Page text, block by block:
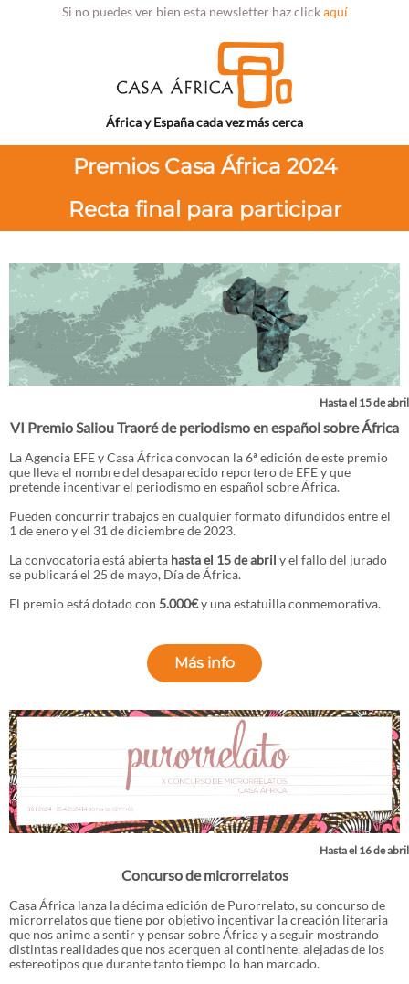
Si no puedes ver bien esta newsletter haz clickaquí
África y España cada vez más cerca
Premios Casa África 2024
Recta final para participar
Hasta el 15 de abril
VI Premio Saliou Traoré de periodismo en español sobre África
La Agencia EFE y Casa África convocan la 6ª edición de este premio
que lleva el nombre del desaparecido reportero de EFE y que
pretende incentivar el periodismo en español sobre África.
Pueden concurrir trabajos en cualquier formato difundidos entre el
1 de enero y el 31 de diciembre de 2023.
La convocatoria está abierta hasta el 15 de abril y el fallo del jurado
se publicará el 25 de mayo, Día de África.
El premio está dotado con 5.000€y una estatuilla conmemorativa.
Más info
Hasta el 16 de abril
Concurso de microrrelatos
Casa África lanza la décima edición de Purorrelato, su concurso de
microrrelatos que tiene por objetivo incentivar la creación literaria
que nos anime a sentir y pensar sobre África y a seguir mostrando
distintas realidades que nos acerquen al continente, alejadas de los
estereotipos que durante tanto tiempo lo han marcado.